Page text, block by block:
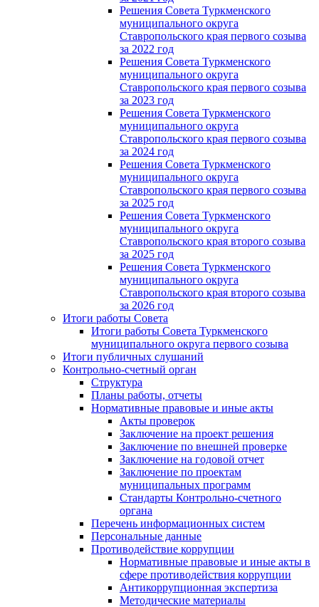
Решения Совета Туркменского
муниципального округа
Ставропольского края первого созыва
за 2022 год
Решения Совета Туркменского
муниципального округа
Ставропольского края первого созыва
за 2023 год
Решения Совета Туркменского
муниципального округа
Ставропольского края первого созыва
за 2024 год
Решения Совета Туркменского
муниципального округа
Ставропольского края первого созыва
за 2025 год
Решения Совета Туркменского
муниципального округа
Ставропольского края второго созыва
за 2025 год
Решения Совета Туркменского
муниципального округа
Ставропольского края второго созыва
за 2026 год
Итоги работы Совета
Итоги работы Совета Туркменского
муниципального округа первого созыва
Итоги публичных слушаний
Контрольно-счетный орган
Структура
Планы работы, отчеты
Нормативные правовые и иные акты
Акты проверок
Заключение на проект решения
Заключение по внешней проверке
Заключение на годовой отчет
Заключение по проектам
муниципальных программ
Стандарты Контрольно-счетного
органа
Перечень информационных систем
Персональные данные
Противодействие коррупции
Нормативные правовые и иные акты в
сфере противодействия коррупции
Антикоррупционная экспертиза
Методические материалы